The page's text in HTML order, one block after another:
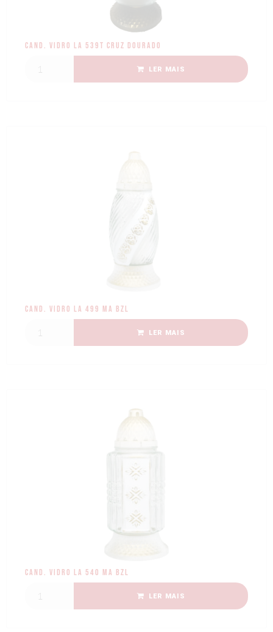
Cand. Vidro LA 539T Cruz Dourado
LER MAIS
Cand. Vidro LA 499 MA BZL
LER MAIS
Cand. Vidro LA 540 MA BZL
LER MAIS